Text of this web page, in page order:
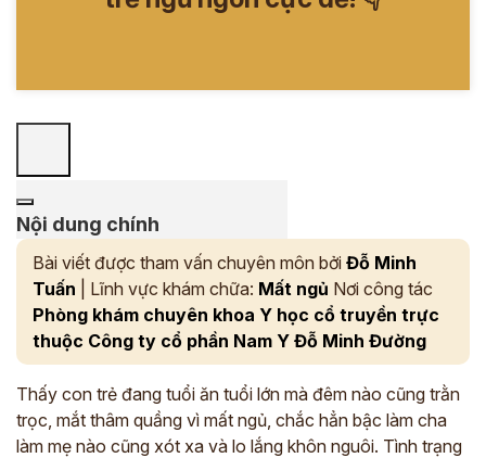
Nội dung chính
Bài viết được tham vấn chuyên môn bởi Đỗ Minh
Tuấn | Lĩnh vực khám chữa: Mất ngủ Nơi công tác
Phòng khám chuyên khoa Y học cổ truyền trực
thuộc Công ty cổ phần Nam Y Đỗ Minh Đường
Thấy con trẻ đang tuổi ăn tuổi lớn mà đêm nào cũng trằn
trọc, mắt thâm quầng vì mất ngủ, chắc hẳn bậc làm cha
làm mẹ nào cũng xót xa và lo lắng khôn nguôi. Tình trạng